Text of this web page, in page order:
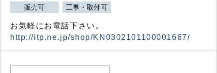
販売可 工事・取付可
お気軽にお電話下さい。
http://itp.ne.jp/shop/KN0302101100001667/